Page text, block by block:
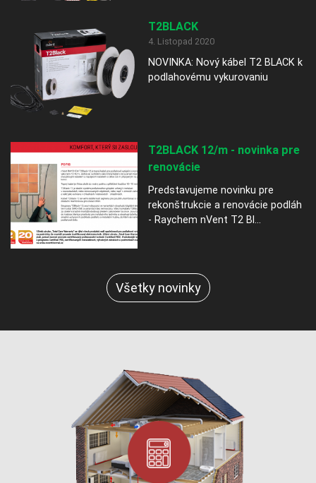
T2BLACK
4. Listopad 2020
NOVINKA: Nový kábel T2 BLACK k
podlahovému vykurovaniu
T2BLACK 12/m - novinka pre
renovácie
Predstavujeme novinku pre
rekonštrukcie a renovácie podláh
- Raychem nVent T2 Bl...
Všetky novinky